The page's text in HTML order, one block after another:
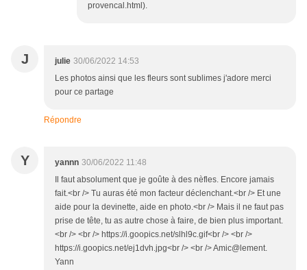
provencal.html).
J julie 30/06/2022 14:53
Les photos ainsi que les fleurs sont sublimes j'adore merci
pour ce partage
Répondre
Y yannn 30/06/2022 11:48
Il faut absolument que je goûte à des nèfles. Encore jamais
fait.<br /> Tu auras été mon facteur déclenchant.<br /> Et une
aide pour la devinette, aide en photo.<br /> Mais il ne faut pas
prise de tête, tu as autre chose à faire, de bien plus important.
<br /> <br /> https://i.goopics.net/slhl9c.gif<br /> <br />
https://i.goopics.net/ej1dvh.jpg<br /> <br /> Amic@lement.
Yann